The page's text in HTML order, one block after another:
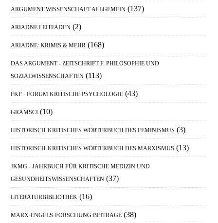
ARGUMENT WISSENSCHAFT ALLGEMEIN (137)
ARIADNE LEITFADEN (2)
ARIADNE: KRIMIS & MEHR (168)
DAS ARGUMENT - ZEITSCHRIFT F. PHILOSOPHIE UND
SOZIALWISSENSCHAFTEN (113)
FKP - FORUM KRITISCHE PSYCHOLOGIE (43)
GRAMSCI (10)
HISTORISCH-KRITISCHES WÖRTERBUCH DES FEMINISMUS (3)
HISTORISCH-KRITISCHES WÖRTERBUCH DES MARXISMUS (13)
JKMG - JAHRBUCH FÜR KRITISCHE MEDIZIN UND
GESUNDHEITSWISSENSCHAFTEN (37)
LITERATURBIBLIOTHEK (16)
MARX-ENGELS-FORSCHUNG BEITRÄGE (38)